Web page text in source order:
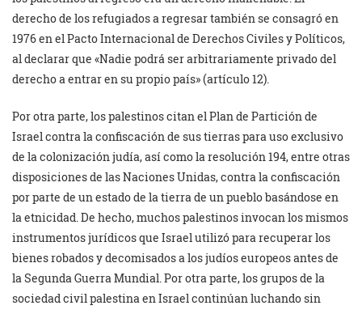
derecho de los refugiados a regresar también se consagró en
1976 en el Pacto Internacional de Derechos Civiles y Políticos,
al declarar que «Nadie podrá ser arbitrariamente privado del
derecho a entrar en su propio país» (artículo 12).
Por otra parte, los palestinos citan el Plan de Partición de
Israel contra la confiscación de sus tierras para uso exclusivo
de la colonización judía, así como la resolución 194, entre otras
disposiciones de las Naciones Unidas, contra la confiscación
por parte de un estado de la tierra de un pueblo basándose en
la etnicidad. De hecho, muchos palestinos invocan los mismos
instrumentos jurídicos que Israel utilizó para recuperar los
bienes robados y decomisados ​​a los judíos europeos antes de
la Segunda Guerra Mundial. Por otra parte, los grupos de la
sociedad civil palestina en Israel continúan luchando sin